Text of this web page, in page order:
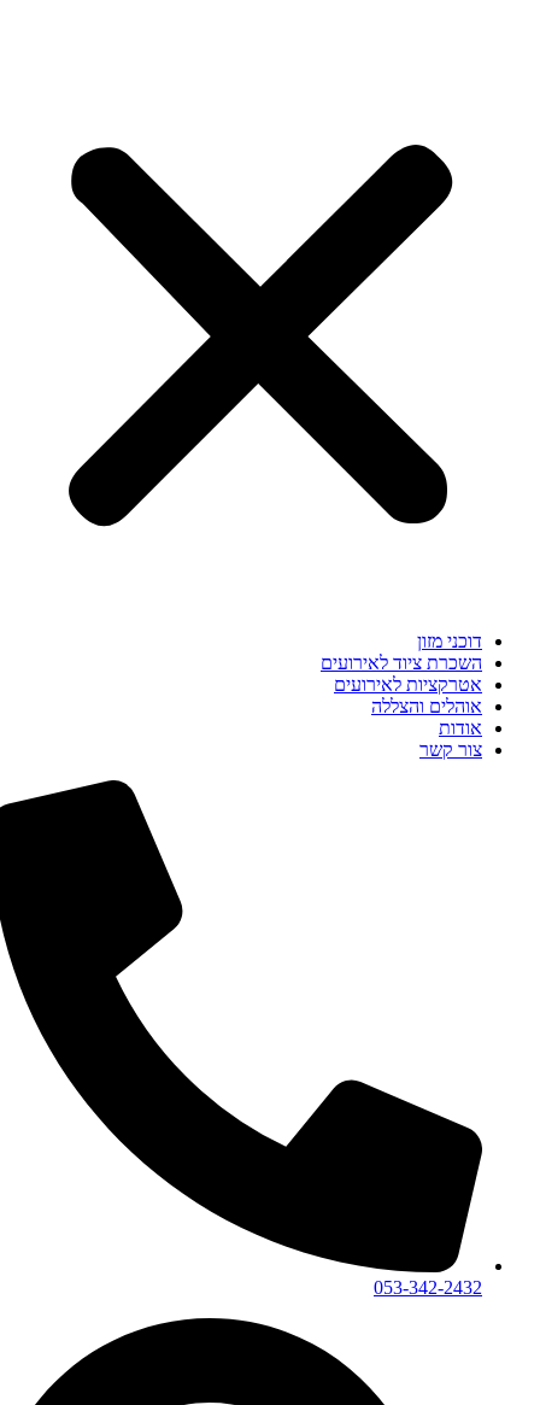
דוכני מזון
השכרת ציוד לאירועים
אטרקציות לאירועים
אוהלים והצללה
אודות
צור קשר
053-342-2432